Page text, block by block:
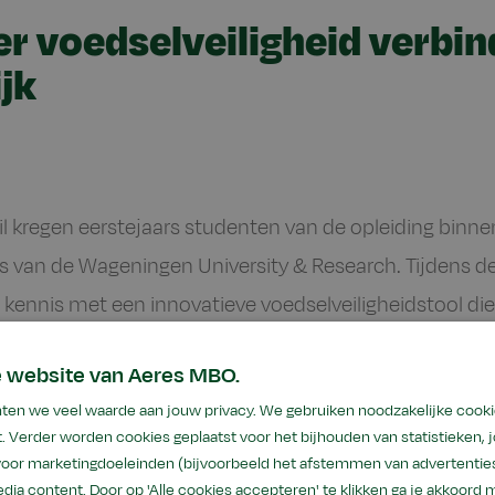
voedselveiligheid
kregen eerstejaars studenten van de opleiding
van de Wageningen University & Research. Tijdens
met een innovatieve voedselveiligheidstool
ingrediënten en verschillende bewerkingen van
maakt het systeem een microbiologische en chemische
van Aeres MBO.
we veel waarde aan jouw privacy. We gebruiken noodzakelijke
Verder worden cookies geplaatst voor het bijhouden van statistieken,
marketingdoeleinden (bijvoorbeeld het afstemmen van
content. Door op 'Alle cookies accepteren' te klikken ga je akkoord